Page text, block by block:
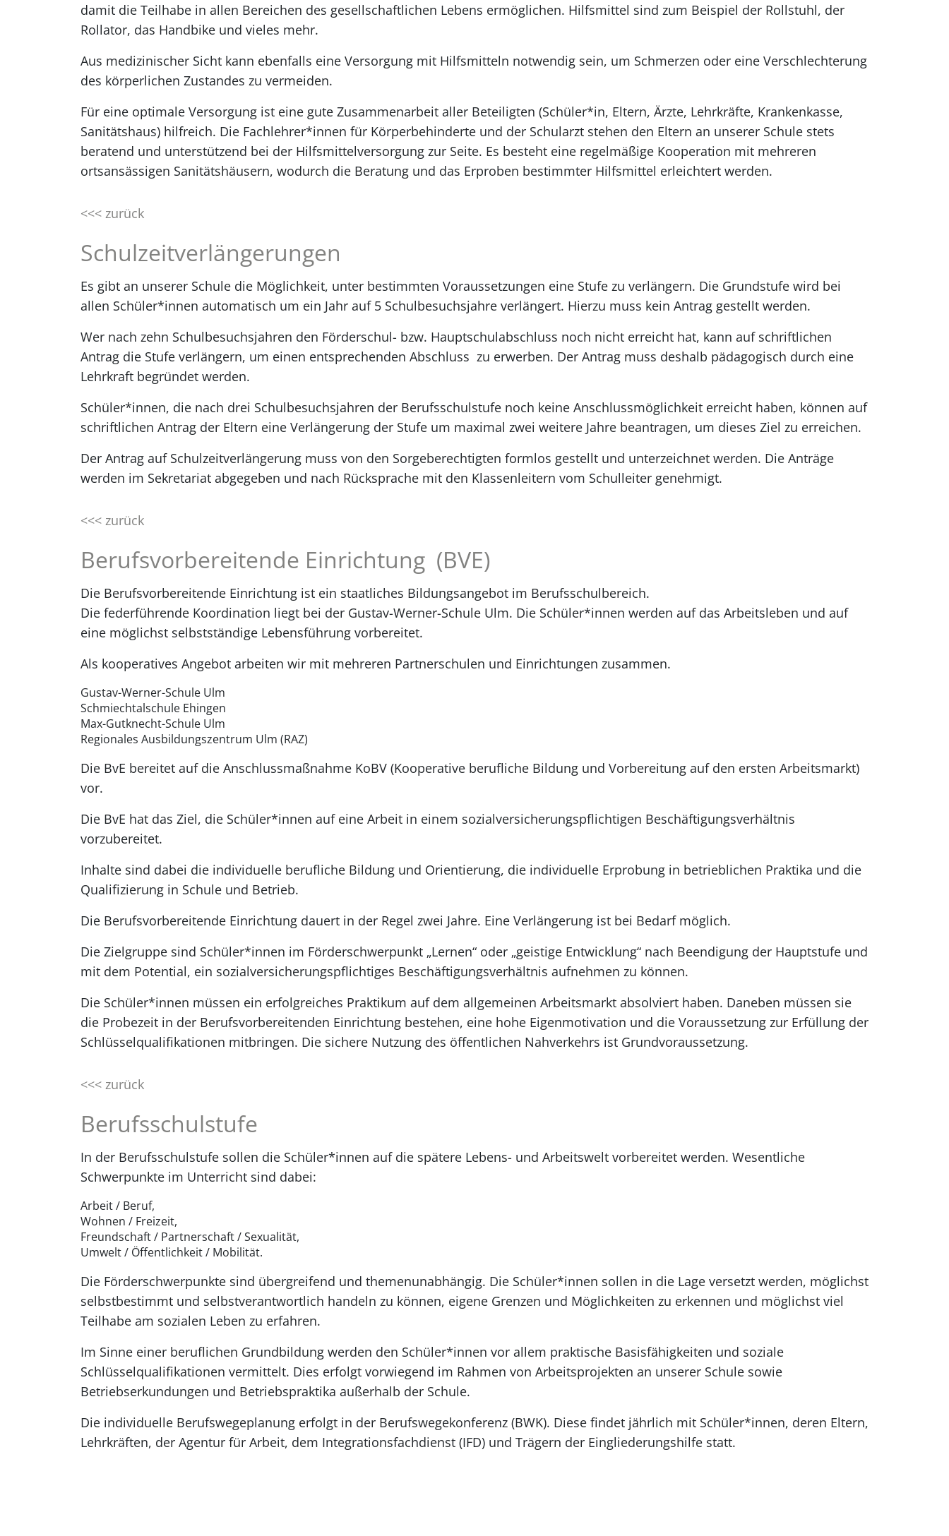
damit die Teilhabe in allen Bereichen des gesellschaftlichen Lebens ermöglichen. Hilfsmittel sind zum Beispiel der Rollstuhl, der
Rollator, das Handbike und vieles mehr.
Aus medizinischer Sicht kann ebenfalls eine Versorgung mit Hilfsmitteln notwendig sein, um Schmerzen oder eine Verschlechterung
des körperlichen Zustandes zu vermeiden.
Für eine optimale Versorgung ist eine gute Zusammenarbeit aller Beteiligten (Schüler*in, Eltern, Ärzte, Lehrkräfte, Krankenkasse,
Sanitätshaus) hilfreich. Die Fachlehrer*innen für Körperbehinderte und der Schularzt stehen den Eltern an unserer Schule stets
beratend und unterstützend bei der Hilfsmittelversorgung zur Seite. Es besteht eine regelmäßige Kooperation mit mehreren
ortsansässigen Sanitätshäusern, wodurch die Beratung und das Erproben bestimmter Hilfsmittel erleichtert werden.
<<< zurück
Schulzeitverlängerungen
Es gibt an unserer Schule die Möglichkeit, unter bestimmten Voraussetzungen eine Stufe zu verlängern. Die Grundstufe wird bei
allen Schüler*innen automatisch um ein Jahr auf 5 Schulbesuchsjahre verlängert. Hierzu muss kein Antrag gestellt werden.
Wer nach zehn Schulbesuchsjahren den Förderschul- bzw. Hauptschulabschluss noch nicht erreicht hat, kann auf schriftlichen
Antrag die Stufe verlängern, um einen entsprechenden Abschluss zu erwerben. Der Antrag muss deshalb pädagogisch durch eine
Lehrkraft begründet werden.
Schüler*innen, die nach drei Schulbesuchsjahren der Berufsschulstufe noch keine Anschlussmöglichkeit erreicht haben, können auf
schriftlichen Antrag der Eltern eine Verlängerung der Stufe um maximal zwei weitere Jahre beantragen, um dieses Ziel zu erreichen.
Der Antrag auf Schulzeitverlängerung muss von den Sorgeberechtigten formlos gestellt und unterzeichnet werden. Die Anträge
werden im Sekretariat abgegeben und nach Rücksprache mit den Klassenleitern vom Schulleiter genehmigt.
<<< zurück
Berufsvorbereitende Einrichtung (BVE)
Die Berufsvorbereitende Einrichtung ist ein staatliches Bildungsangebot im Berufsschulbereich.
Die federführende Koordination liegt bei der Gustav-Werner-Schule Ulm. Die Schüler*innen werden auf das Arbeitsleben und auf
eine möglichst selbstständige Lebensführung vorbereitet.
Als kooperatives Angebot arbeiten wir mit mehreren Partnerschulen und Einrichtungen zusammen.
Gustav-Werner-Schule Ulm
Schmiechtalschule Ehingen
Max-Gutknecht-Schule Ulm
Regionales Ausbildungszentrum Ulm (RAZ)
Die BvE bereitet auf die Anschlussmaßnahme KoBV (Kooperative berufliche Bildung und Vorbereitung auf den ersten Arbeitsmarkt)
vor.
Die BvE hat das Ziel, die Schüler*innen auf eine Arbeit in einem sozialversicherungspflichtigen Beschäftigungsverhältnis
vorzubereitet.
Inhalte sind dabei die individuelle berufliche Bildung und Orientierung, die individuelle Erprobung in betrieblichen Praktika und die
Qualifizierung in Schule und Betrieb.
Die Berufsvorbereitende Einrichtung dauert in der Regel zwei Jahre. Eine Verlängerung ist bei Bedarf möglich.
Die Zielgruppe sind Schüler*innen im Förderschwerpunkt „Lernen“ oder „geistige Entwicklung“ nach Beendigung der Hauptstufe und
mit dem Potential, ein sozialversicherungspflichtiges Beschäftigungsverhältnis aufnehmen zu können.
Die Schüler*innen müssen ein erfolgreiches Praktikum auf dem allgemeinen Arbeitsmarkt absolviert haben. Daneben müssen sie
die Probezeit in der Berufsvorbereitenden Einrichtung bestehen, eine hohe Eigenmotivation und die Voraussetzung zur Erfüllung der
Schlüsselqualifikationen mitbringen. Die sichere Nutzung des öffentlichen Nahverkehrs ist Grundvoraussetzung.
<<< zurück
Berufsschulstufe
In der Berufsschulstufe sollen die Schüler*innen auf die spätere Lebens- und Arbeitswelt vorbereitet werden. Wesentliche
Schwerpunkte im Unterricht sind dabei:
Arbeit / Beruf,
Wohnen / Freizeit,
Freundschaft / Partnerschaft / Sexualität,
Umwelt / Öffentlichkeit / Mobilität.
Die Förderschwerpunkte sind übergreifend und themenunabhängig. Die Schüler*innen sollen in die Lage versetzt werden, möglichst
selbstbestimmt und selbstverantwortlich handeln zu können, eigene Grenzen und Möglichkeiten zu erkennen und möglichst viel
Teilhabe am sozialen Leben zu erfahren.
Im Sinne einer beruflichen Grundbildung werden den Schüler*innen vor allem praktische Basisfähigkeiten und soziale
Schlüsselqualifikationen vermittelt. Dies erfolgt vorwiegend im Rahmen von Arbeitsprojekten an unserer Schule sowie
Betriebserkundungen und Betriebspraktika außerhalb der Schule.
Die individuelle Berufswegeplanung erfolgt in der Berufswegekonferenz (BWK). Diese findet jährlich mit Schüler*innen, deren Eltern,
Lehrkräften, der Agentur für Arbeit, dem Integrationsfachdienst (IFD) und Trägern der Eingliederungshilfe statt.